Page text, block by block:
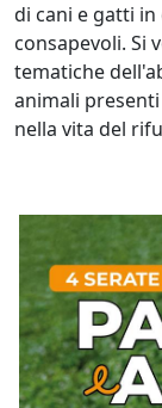
di cani e gatti
consapevoli. Si
tematiche
animali
nella vita del